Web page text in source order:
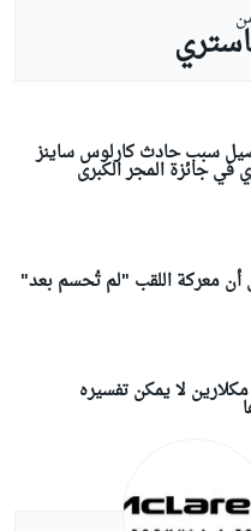
سبب حادث كارلوس ساينز
في جائزة المجر الكبرى
أن معركة اللقب "لم تُحسم بعد"
لا يمكن تفسيره